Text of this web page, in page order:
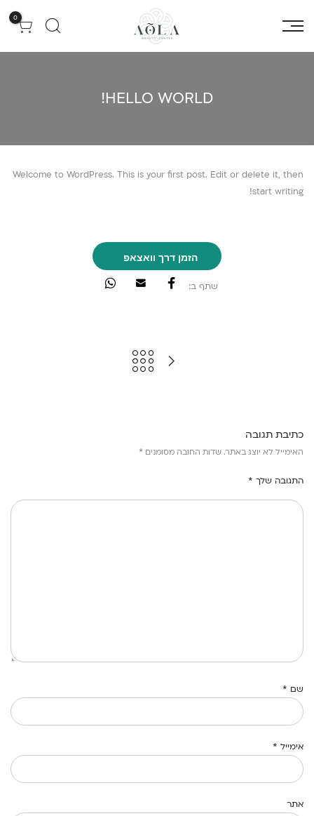
0
HELLO WORLD!
Welcome to WordPress. This is your first post. Edit or delete it, then
start writing!
הזמן דרך וואצאפ
שתף ב:
כתיבת תגובה
האימייל לא יוצג באתר. שדות החובה מסומנים *
התגובה שלך *
שם *
אימייל *
אתר